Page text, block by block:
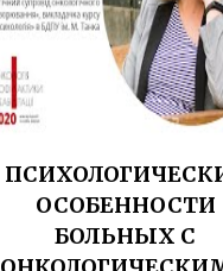
ОСОБЕННОСТИ
БОЛЬНЫХ С